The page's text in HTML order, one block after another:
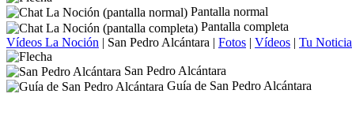
Pantalla normal
Pantalla completa
Vídeos La Noción | San Pedro Alcántara | Fotos | Vídeos | Tu Noticia
San Pedro Alcántara
Guía de San Pedro Alcántara